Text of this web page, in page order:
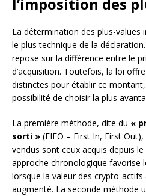
l’imposition des
La détermination des plus-values
le plus technique de la
repose sur la différence entre le
d’acquisition. Toutefois, la loi
distinctes pour établir ce
possibilité de choisir la plus
La première méthode, dite du «
sorti » (FIFO – First In, First
vendus sont ceux acquis depuis
approche chronologique favorise
lorsque la valeur des crypto-
augmenté. La seconde méthode